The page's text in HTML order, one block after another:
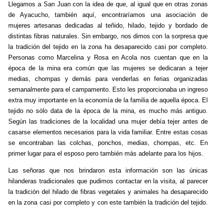
Llegamos a San Juan con la idea de que, al igual que en otras zonas
de Ayacucho, también aquí, encontraríamos una asociación de
mujeres artesanas dedicadas al teñido, hilado, tejido y bordado de
distintas fibras naturales. Sin embargo, nos dimos con la sorpresa que
la tradición del tejido en la zona ha desaparecido casi por completo.
Personas como Marcelina y Rosa en Acola nos cuentan que en la
época de la mina era común que las mujeres se dedicaran a tejer
medias, chompas y demás para venderlas en ferias organizadas
semanalmente para el campamento. Esto les proporcionaba un ingreso
extra muy importante en la economía de la familia de aquella época. El
tejido no sólo data de la época de la mina, es mucho más antiguo.
Según las tradiciones de la localidad una mujer debía tejer antes de
casarse elementos necesarios para la vida familiar. Entre estas cosas
se encontraban las colchas, ponchos, medias, chompas, etc. En
primer lugar para el esposo pero también más adelante para los hijos.
Las señoras que nos brindaron esta información son las únicas
hilanderas tradicionales que pudimos contactar en la visita, al parecer
la tradición del hilado de fibras vegetales y animales ha desaparecido
en la zona casi por completo y con este también la tradición del tejido.